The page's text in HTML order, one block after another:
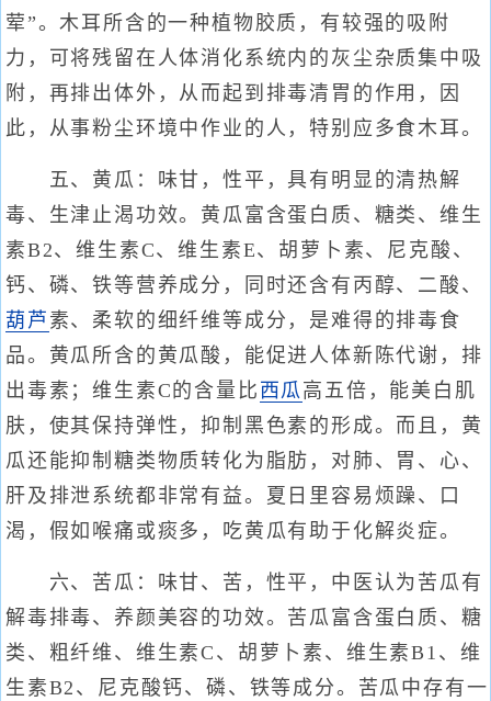
荤”。木耳所含的一种植物胶质，有较强的吸附
力，可将残留在人体消化系统内的灰尘杂质集中吸
附，再排出体外，从而起到排毒清胃的作用，因
此，从事粉尘环境中作业的人，特别应多食木耳。
五、黄瓜：味甘，性平，具有明显的清热解
毒、生津止渴功效。黄瓜富含蛋白质、糖类、维生
素B2、维生素C、维生素E、胡萝卜素、尼克酸、
钙、磷、铁等营养成分，同时还含有丙醇、二酸、
葫芦 素、柔软的细纤维等成分，是难得的排毒食
品。黄瓜所含的黄瓜酸，能促进人体新陈代谢，排
出毒素；维生素C的含量比 西瓜 高五倍，能美白肌
肤，使其保持弹性，抑制黑色素的形成。而且，黄
瓜还能抑制糖类物质转化为脂肪，对肺、胃、心、
肝及排泄系统都非常有益。夏日里容易烦躁、口
渴，假如喉痛或痰多，吃黄瓜有助于化解炎症。
六、苦瓜：味甘、苦，性平，中医认为苦瓜有
解毒排毒、养颜美容的功效。苦瓜富含蛋白质、糖
类、粗纤维、维生素C、胡萝卜素、维生素B1、维
生素B2、尼克酸钙、磷、铁等成分。苦瓜中存有一